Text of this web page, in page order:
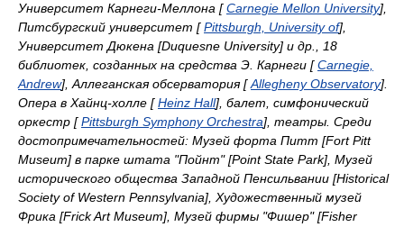
Университет Карнеги-Меллона [Carnegie Mellon University],
Питсбургский университет [Pittsburgh, University of],
Университет Дюкена [Duquesne University] и др., 18
библиотек, созданных на средства Э. Карнеги [Carnegie,
Andrew], Аллеганская обсерватория [Allegheny Observatory].
Опера в Хайнц-холле [Heinz Hall], балет, симфонический
оркестр [Pittsburgh Symphony Orchestra], театры. Среди
достопримечательностей: Музей форта Питт [Fort Pitt
Museum] в парке штата "Пойнт" [Point State Park], Музей
исторического общества Западной Пенсильвании [Historical
Society of Western Pennsylvania], Художественный музей
Фрика [Frick Art Museum], Музей фирмы "Фишер" [Fisher